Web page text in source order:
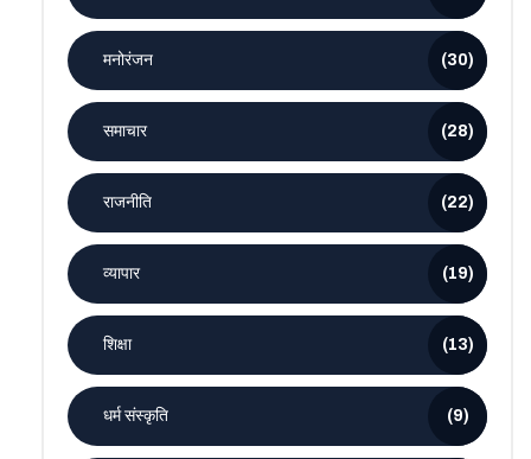
मनोरंजन (30)
समाचार (28)
राजनीति (22)
व्यापार (19)
शिक्षा (13)
धर्म संस्कृति (9)